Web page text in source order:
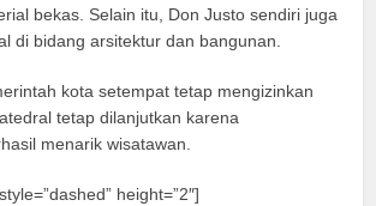
bekas. Selain itu, Don Justo sendiri juga
di bidang arsitektur dan bangunan.
kota setempat tetap mengizinkan
tetap dilanjutkan karena
menarik wisatawan.
height=”2″]